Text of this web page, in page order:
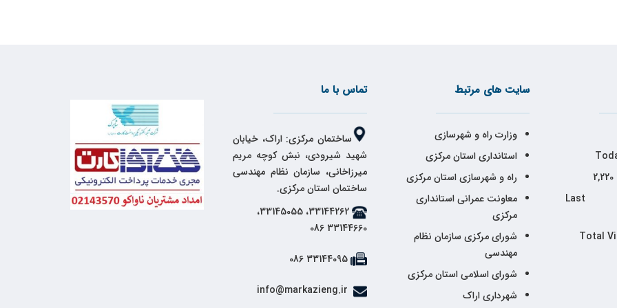
2,220
Last
Total
سایت های مرتبط
وزارت راه و شهرسازی
استانداری استان مرکزی
راه و شهرسازی استان مرکزی
معاونت عمرانی استانداری
مرکزی
شورای مرکزی سازمان نظام
مهندسی
شورای اسلامی استان مرکزی
شهرداری اراک
تماس با ما
ساختمان مرکزی: اراک، خیابان
شهید شیرودی، نبش کوچه مریم
میرزاخانی، سازمان نظام مهندسی
ساختمان استان مرکزی.
33144262، 33145055،
33144660 086
33144095 086